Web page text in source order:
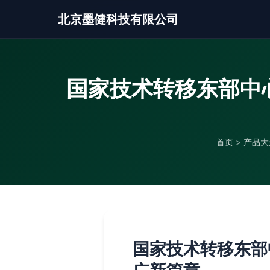
北京墨健科技有限公司
国家技术转移东部
首页 > 产品
国家技术转移东